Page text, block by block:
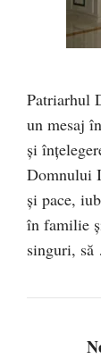
Patriarhul
un mesaj
și
Domnului
şi pace,
în familie
singuri,